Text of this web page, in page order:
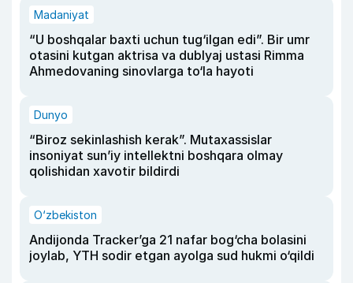
Madaniyat
“U boshqalar baxti uchun tug‘ilgan edi”. Bir umr
otasini kutgan aktrisa va dublyaj ustasi Rimma
Ahmedovaning sinovlarga to‘la hayoti
Dunyo
“Biroz sekinlashish kerak”. Mutaxassislar
insoniyat sun’iy intellektni boshqara olmay
qolishidan xavotir bildirdi
O‘zbekiston
Andijonda Tracker’ga 21 nafar bog‘cha bolasini
joylab, YTH sodir etgan ayolga sud hukmi o‘qildi